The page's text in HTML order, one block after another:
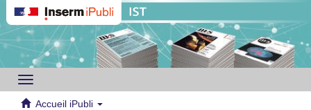
Toggle
navigation
Accueil iPubli